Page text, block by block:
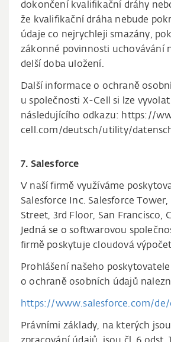
dokončení kvalifikační dráhy
že kvalifikační dráha nebude
údaje co nejrychleji smazány,
zákonné povinnosti uchovávání
delší doba uložení.
Další informace o ochraně
u společnosti X-Cell si lze
následujícího odkazu: https://
cell.com/deutsch/utility/
7. Salesforce
V naší firmě využíváme
Salesforce Inc. Salesforce Tower,
Street, 3rd Floor, San Francisco,
Jedná se o softwarovou
firmě poskytuje cloudová
Prohlášení našeho
o ochraně osobních údajů
https://www.salesforce.com/
Právními základy, na kterých